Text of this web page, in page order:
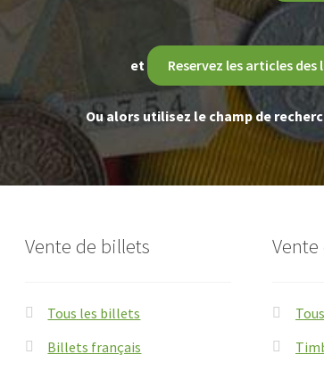
et Reservez les articles des
Ou alors utilisez le champ de
Vente de billets
Tous les billets
Billets français